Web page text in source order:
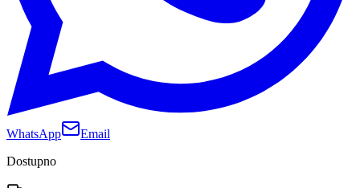
WhatsApp
Email
Dostupno